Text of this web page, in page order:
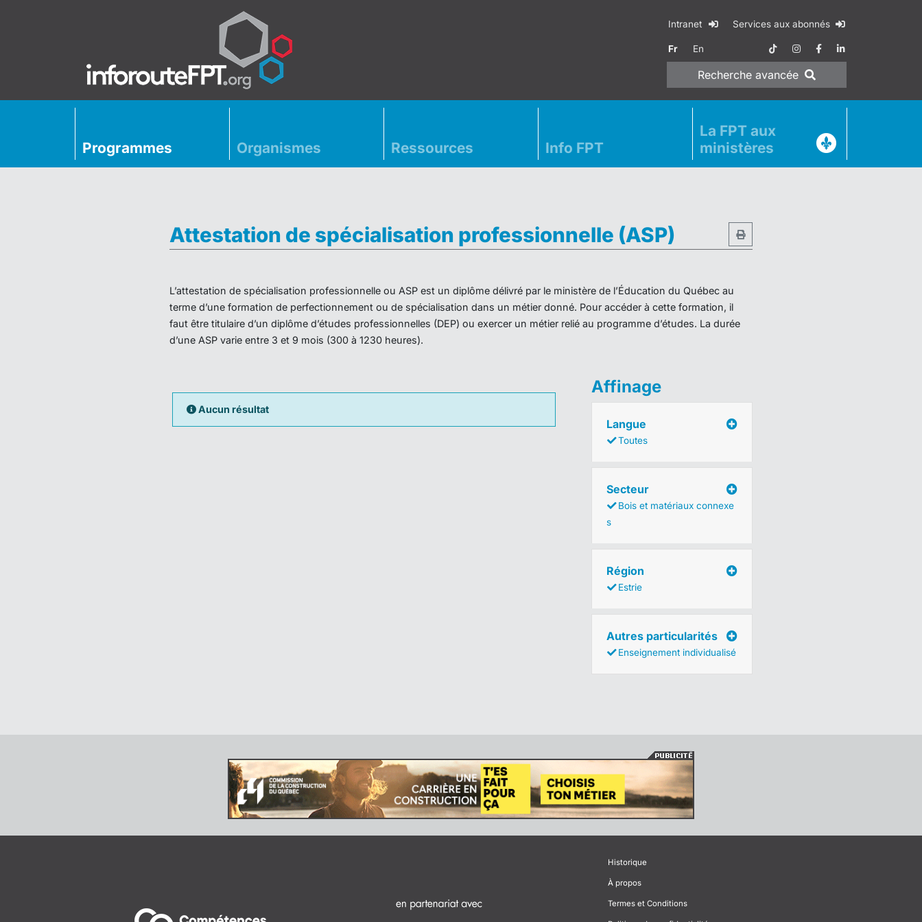
Intranet Services aux abonnés
Fr En
Recherche avancée
Programmes Organismes Ressources Info FPT
La FPT aux
ministères
Attestation de spécialisation professionnelle (ASP)
L’attestation de spécialisation professionnelle ou ASP est un diplôme délivré par le ministère de l’Éducation du Québec au
terme d’une formation de perfectionnement ou de spécialisation dans un métier donné. Pour accéder à cette formation, il
faut être titulaire d’un diplôme d’études professionnelles (DEP) ou exercer un métier relié au programme d’études. La durée
d’une ASP varie entre 3 et 9 mois (300 à 1230 heures).
Aucun résultat
Affinage
Langue
Toutes
Secteur
Bois et matériaux connexe
s
Région
Estrie
Autres particularités
Enseignement individualisé
Historique
À propos
Termes et Conditions